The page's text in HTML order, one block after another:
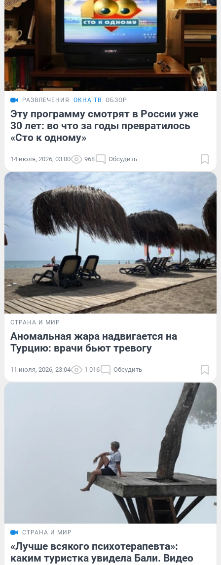
РАЗВЛЕЧЕНИЯ ОКНА ТВ ОБЗОР
Эту программу смотрят в России уже
30 лет: во что за годы превратилось
«Сто к одному»
14 июля, 2026, 03:00 968 Обсудить
СТРАНА И МИР
Аномальная жара надвигается на
Турцию: врачи бьют тревогу
11 июля, 2026, 23:04 1 016 Обсудить
СТРАНА И МИР
«Лучше всякого психотерапевта»:
каким туристка увидела Бали. Видео